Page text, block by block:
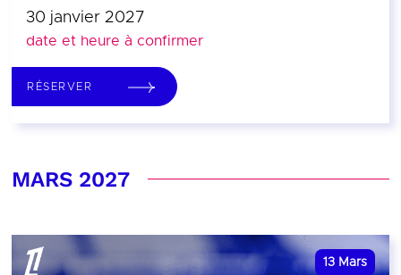
30 janvier 2027
date et heure à confirmer
RÉSERVER
MARS 2027
13 Mars